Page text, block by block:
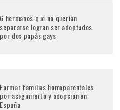
6 hermanos que no querían
separarse logran ser adoptados
por dos papás gays
Formar familias homoparentales
por acogimiento y adopción en
España